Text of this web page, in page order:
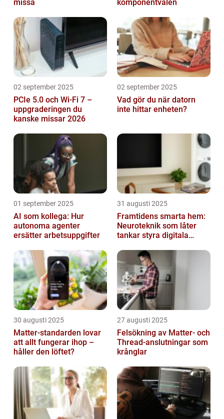
missa komponentvalen
02 september 2025
PCIe 5.0 och Wi-Fi 7 –
uppgraderingen du
kanske missar 2026
02 september 2025
Vad gör du när datorn
inte hittar enheten?
01 september 2025
AI som kollega: Hur
autonoma agenter
ersätter arbetsuppgifter
31 augusti 2025
Framtidens smarta hem:
Neuroteknik som låter
tankar styra digitala
30 augusti 2025
Matter-standarden lovar
att allt fungerar ihop –
håller den löftet?
27 augusti 2025
Felsökning av Matter‑ och
Thread‑anslutningar som
krånglar